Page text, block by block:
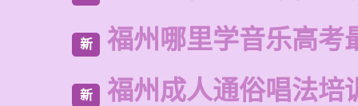
新 福州哪里学音乐高考
新 福州成人通俗唱法培